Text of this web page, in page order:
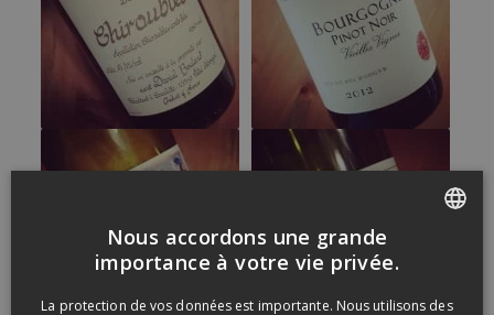
Nous accordons une grande
importance à votre vie privée.
La protection de vos données est importante. Nous utilisons des